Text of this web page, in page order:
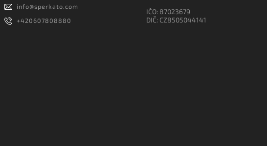
info@sperkato.com
+420607808880
IČO: 87023679
DIČ: CZ8505044141